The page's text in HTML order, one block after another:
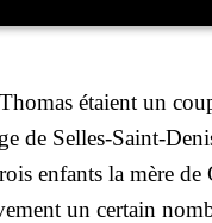
étaient un
de Selles-Saint-
enfants la mère
un cer­tain